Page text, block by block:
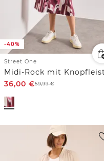
-40%
Street One
36,00 €59,99€